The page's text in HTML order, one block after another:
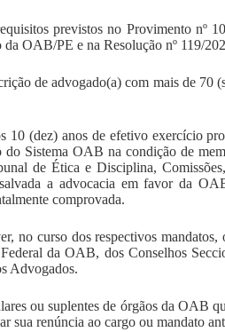
previstos no Provimento nº
OAB/PE e na Resolução nº 119/
de advogado(a) com mais de 70
10 (dez) anos de efetivo exercício
do Sistema OAB na condição de
de Ética e Disciplina,
a advocacia em favor da
comprovada.
no curso dos respectivos mandatos,
da OAB, dos Conselhos
Advogados.
ou suplentes de órgãos da OAB
sua renúncia ao cargo ou mandato